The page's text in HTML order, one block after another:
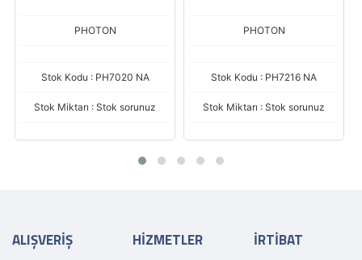
PHOTON
Stok Kodu : PH7020 NA
Stok Miktarı : Stok sorunuz
PHOTON
Stok Kodu : PH7216 NA
Stok Miktarı : Stok sorunuz
ALIŞVERİŞ HİZMETLER İRTİBAT